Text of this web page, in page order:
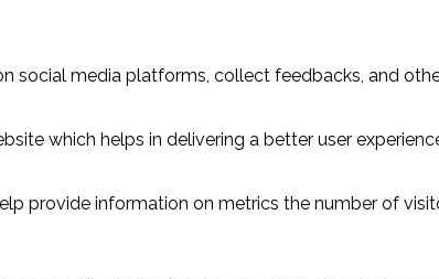
social media platforms, collect feedbacks, and
which helps in delivering a better user
provide information on metrics the number of